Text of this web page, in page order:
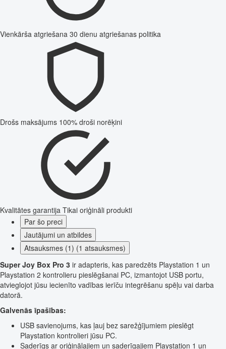
Vienkārša atgriešana 30 dienu atgriešanas politika
Drošs maksājums 100% droši norēķini
Kvalitātes garantija Tikai oriģināli produkti
Par šo preci
Jautājumi un atbildes
Atsauksmes (1) (1 atsauksmes)
Super Joy Box Pro 3 ir adapteris, kas paredzēts Playstation 1 un
Playstation 2 kontrolieru pieslēgšanai PC, izmantojot USB portu,
atvieglojot jūsu iecienīto vadības ierīču integrēšanu spēļu vai darba
datorā.
Galvenās īpašības:
USB savienojums, kas ļauj bez sarežģījumiem pieslēgt
Playstation kontrolieri jūsu PC.
Saderīgs ar oriģinālajiem un saderīgajiem Playstation 1 un